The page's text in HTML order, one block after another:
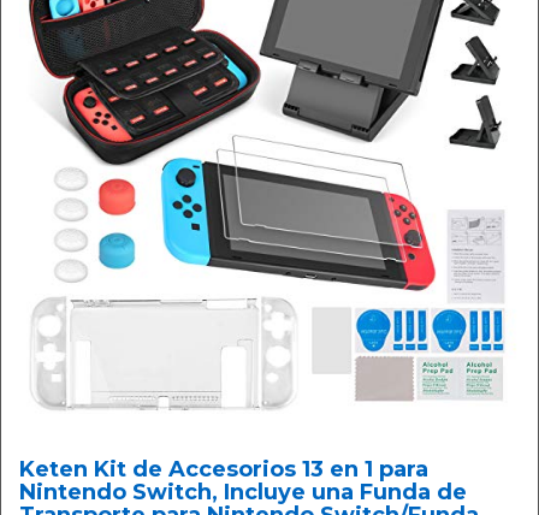
Keten Kit de Accesorios 13 en 1 para
Nintendo Switch, Incluye una Funda de